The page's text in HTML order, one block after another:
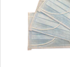
Abecedně